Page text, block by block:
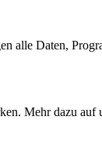
alle Daten,
Mehr dazu auf